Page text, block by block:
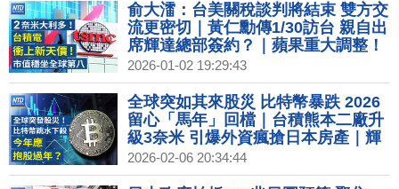
俞大㵢：台美關稅談判將結束 雙方交
流更密切｜黃仁勳傳1/30訪台 親自出
席輝達總部簽約？｜蘋果重大調整！
2026年或不發表iPhone 18｜2026超
級獨角獸IPO潮！SpaceX、OpenAI
拚兆元身價
2026-01-02 19:29:43
全球突如其來股災 比特幣暴跌 2026
留心「馬年」回檔｜台積熊本二廠升
級3奈米 引爆外資瘋搶日本房產｜輝
達北士科權利金122億 北市府：最快
11日簽約｜時尚之都的冬季奧運 代表
2026-02-06 20:34:44